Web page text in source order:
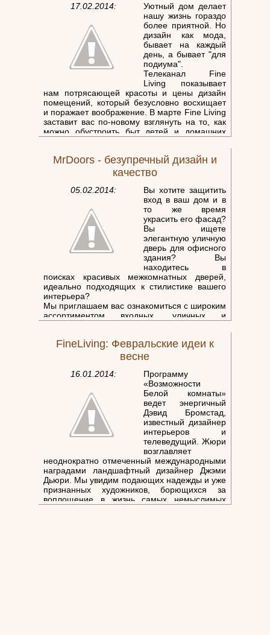
17.02.2014:
Уютный дом делает
нашу жизнь гораздо
более приятной. Но
дизайн как мода,
бывает на каждый
день, а бывает "для
подиума".
Телеканал Fine
Living показывает
нам потрясающей красоты и цены дизайн
помещений, который безусловно восхищает
и поражает воображение. В марте Fine Living
заставит вас по-новому взглянуть на то, как
можно обустроить быт детей и домашних
взглянуть на домашние бассейны.
MrDoors - безупречный дизайн и
качество
05.02.2014:
Вы хотите защитить
вход в ваш дом и в
то же время
украсить его фасад?
Вы ищете
элегантную уличную
дверь для офисного
здания? Вы
находитесь в
поисках красивых межкомнатных дверей,
идеально подходящих к стилистике вашего
интерьера?
Мы приглашаем вас ознакомиться с широким
ассортиментом входных, уличных и
(импорт из Италии и производство в
FineLiving: Февральские идеи к
весне
16.01.2014:
Программу
«Возможности
Белой комнаты»
ведет энергичный
Дэвид Бромстад,
известный дизайнер
интерьеров и
телеведущий. Жюри
возглавляет
неоднократно отмеченный международными
наградами ландшафтный дизайнер Джэми
Дьюри. Мы увидим подающих надежды и уже
признанных художников, борющихся за
воплощение в жизнь самых немыслимых